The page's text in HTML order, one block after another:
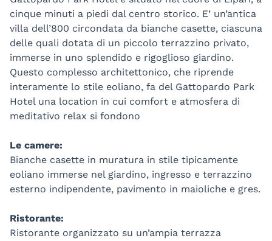
cinque minuti a piedi dal centro storico. E’ un’antica
villa dell’800 circondata da bianche casette, ciascuna
delle quali dotata di un piccolo terrazzino privato,
immerse in uno splendido e rigoglioso giardino.
Questo complesso architettonico, che riprende
interamente lo stile eoliano, fa del Gattopardo Park
Hotel una location in cui comfort e atmosfera di
meditativo relax si fondono
Le camere:
​Bianche casette in muratura in stile tipicamente
eoliano immerse nel giardino, ingresso e terrazzino
esterno indipendente, pavimento in maioliche e gres.
Ristorante:
Ristorante organizzato su un’ampia terrazza